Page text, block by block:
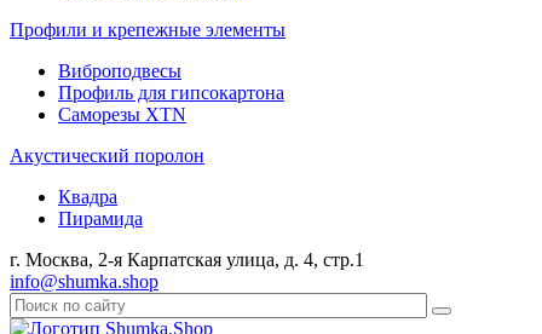
Профили и крепежные элементы
Виброподвесы
Профиль для гипсокартона
Саморезы XTN
Акустический поролон
Квадра
Пирамида
г. Москва, 2-я Карпатская улица, д. 4, стр.1
info@shumka.shop